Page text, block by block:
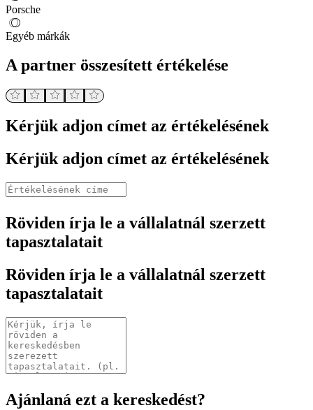
Porsche
Egyéb márkák
A partner összesített értékelése
Kérjük adjon címet az értékelésének
Kérjük adjon címet az értékelésének
Röviden írja le a vállalatnál szerzett
tapasztalatait
Röviden írja le a vállalatnál szerzett
tapasztalatait
Ajánlaná ezt a kereskedést?